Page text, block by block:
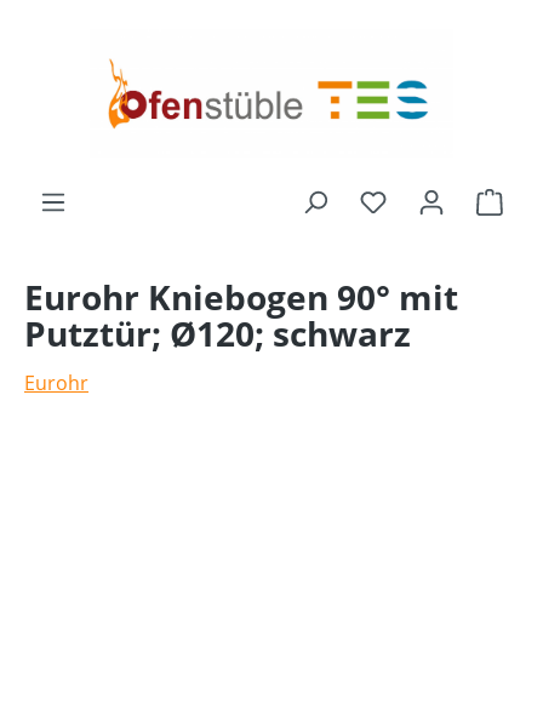
Eurohr Kniebogen 90° mit
Putztür; Ø120; schwarz
Eurohr